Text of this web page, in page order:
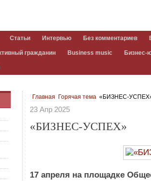
Статьи Интервью Без комментариев
гражданин Business music Бизнес-
Главная Горячая тема «БИЗНЕС-
23 Апр 2025
«БИЗНЕС-УСПЕХ»
17 апреля на площадке